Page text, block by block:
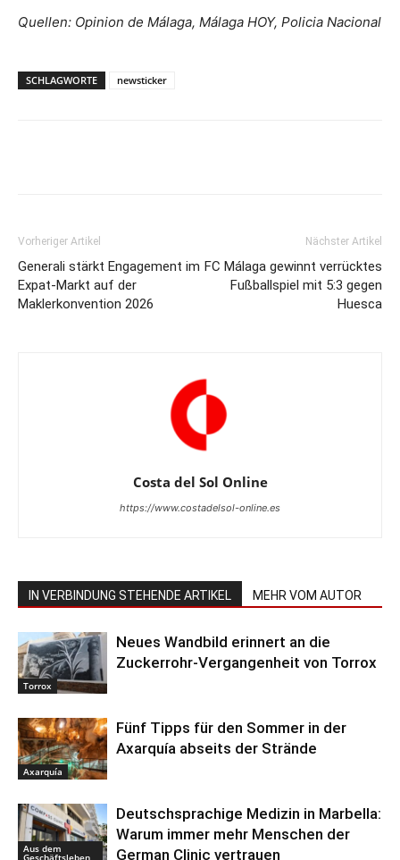
Quellen: Opinion de Málaga, Málaga HOY, Policia Nacional
SCHLAGWORTE newsticker
Vorheriger Artikel
Generali stärkt Engagement im
Expat-Markt auf der
Maklerkonvention 2026
Nächster Artikel
FC Málaga gewinnt verrücktes
Fußballspiel mit 5:3 gegen
Huesca
Costa del Sol Online
https://www.costadelsol-online.es
IN VERBINDUNG STEHENDE ARTIKEL MEHR VOM AUTOR
Torrox
Neues Wandbild erinnert an die
Zuckerrohr-Vergangenheit von Torrox
Axarquía
Fünf Tipps für den Sommer in der
Axarquía abseits der Strände
Aus dem
Geschäftsleben
Deutschsprachige Medizin in Marbella:
Warum immer mehr Menschen der
German Clinic vertrauen